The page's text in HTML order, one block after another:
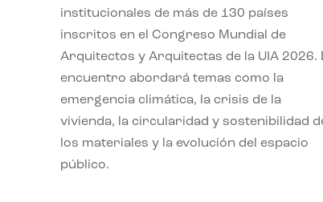
institucionales de más de 130 países
inscritos en el Congreso Mundial de
Arquitectos y Arquitectas de la UIA 2026.
encuentro abordará temas como la
emergencia climática, la crisis de la
vivienda, la circularidad y sostenibilidad
los materiales y la evolución del espacio
público.